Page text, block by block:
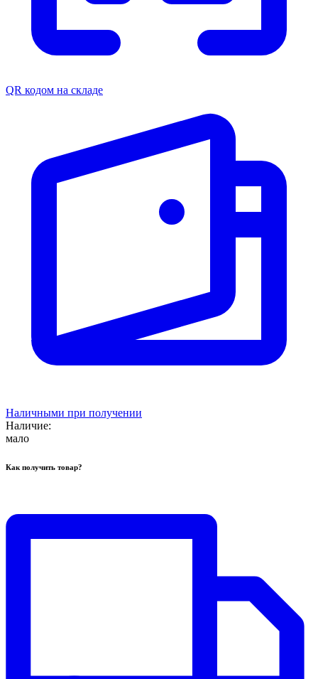
QR кодом на складе
Наличными при получении
Наличие:
мало
Как получить товар?